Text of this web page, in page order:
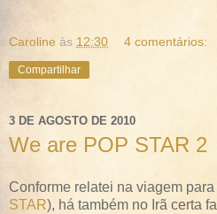
Caroline às 12:30 4 comentários:
Compartilhar
3 DE AGOSTO DE 2010
We are POP STAR 2
Conforme relatei na viagem
STAR), há também no Irã certa